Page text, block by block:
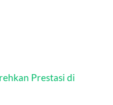
Prestasi di